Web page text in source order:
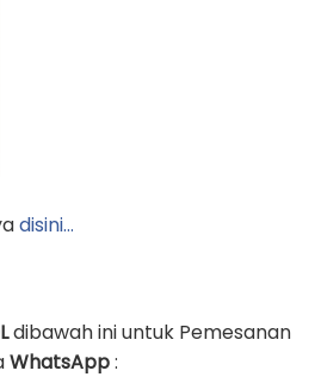
disini…
dibawah ini untuk Pemesanan
WhatsApp: